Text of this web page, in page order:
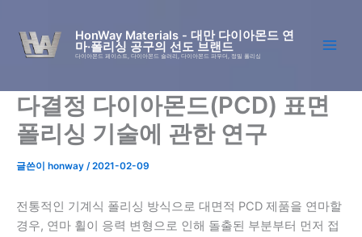
HonWay Materials - 대만 다이아몬드 연
마·폴리싱 공구의 선도 브랜드
다이아몬드 페이스트, 다이아몬드 슬러리, 다이아몬드 파우더, 정밀 폴리싱
다결정 다이아몬드(PCD) 표면
폴리싱 기술에 관한 연구
글쓴이 honway /2021-02-09
전통적인 기계식 폴리싱 방식으로 대면적 PCD 제품을 연마할
경우, 연마 휠이 응력 변형으로 인해 돌출된 부분부터 먼저 접